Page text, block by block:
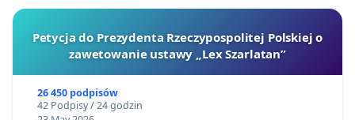
Petycja do Prezydenta Rzeczypospolitej Polskiej o
zawetowanie ustawy „Lex Szarlatan”
26 450 podpisów
42 Podpisy / 24 godzin